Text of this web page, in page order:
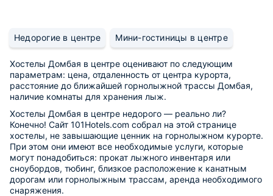
Недорогие в центре Мини-гостиницы в центре
Хостелы Домбая в центре оценивают по следующим
параметрам: цена, отдаленность от центра курорта,
расстояние до ближайшей горнолыжной трассы Домбая,
наличие комнаты для хранения лыж.
Хостелы Домбая в центре недорого — реально ли?
Конечно! Сайт 101Hotels.com собрал на этой странице
хостелы, не завышающие ценник на горнолыжном курорте.
При этом они имеют все необходимые услуги, которые
могут понадобиться: прокат лыжного инвентаря или
сноубордов, тюбинг, близкое расположение к канатным
дорогам или горнолыжным трассам, аренда необходимого
снаряжения.